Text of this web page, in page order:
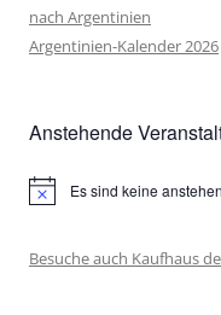
nach Argentinien
Argentinien-Kalender 2026
Anstehende
HinweisEs sind keine
Besuche auch Kaufhaus